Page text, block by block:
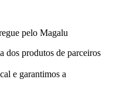
pelo Magalu
dos produtos de parceiros
e garantimos a